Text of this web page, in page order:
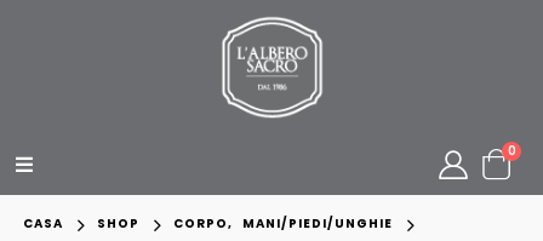
0
CASA SHOP CORPO,
MANI/PIEDI/UNGHIE